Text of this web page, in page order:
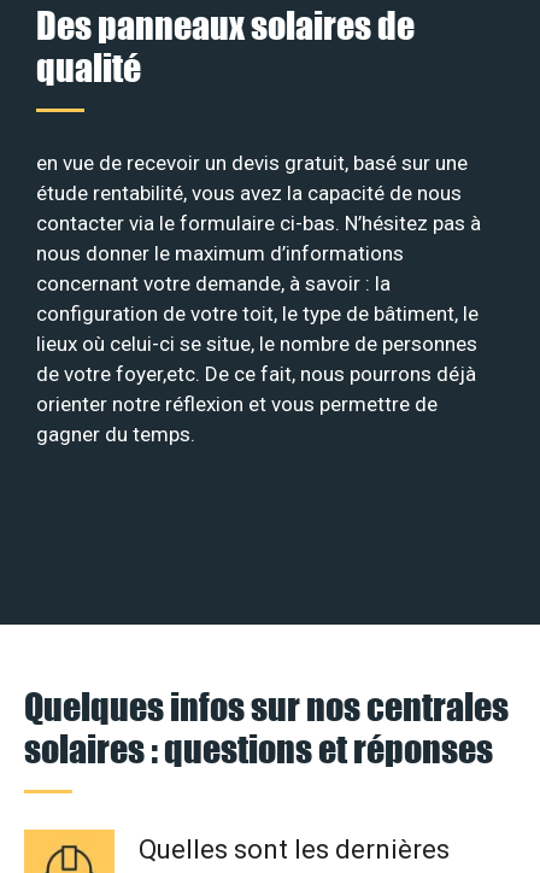
Des panneaux solaires de
qualité
en vue de recevoir un devis gratuit, basé sur une
étude rentabilité, vous avez la capacité de nous
contacter via le formulaire ci-bas. N’hésitez pas à
nous donner le maximum d’informations
concernant votre demande, à savoir : la
configuration de votre toit, le type de bâtiment, le
lieux où celui-ci se situe, le nombre de personnes
de votre foyer,etc. De ce fait, nous pourrons déjà
orienter notre réflexion et vous permettre de
gagner du temps.
Quelques infos sur nos centrales
solaires : questions et réponses
Quelles sont les dernières